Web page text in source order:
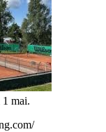
1 mai.